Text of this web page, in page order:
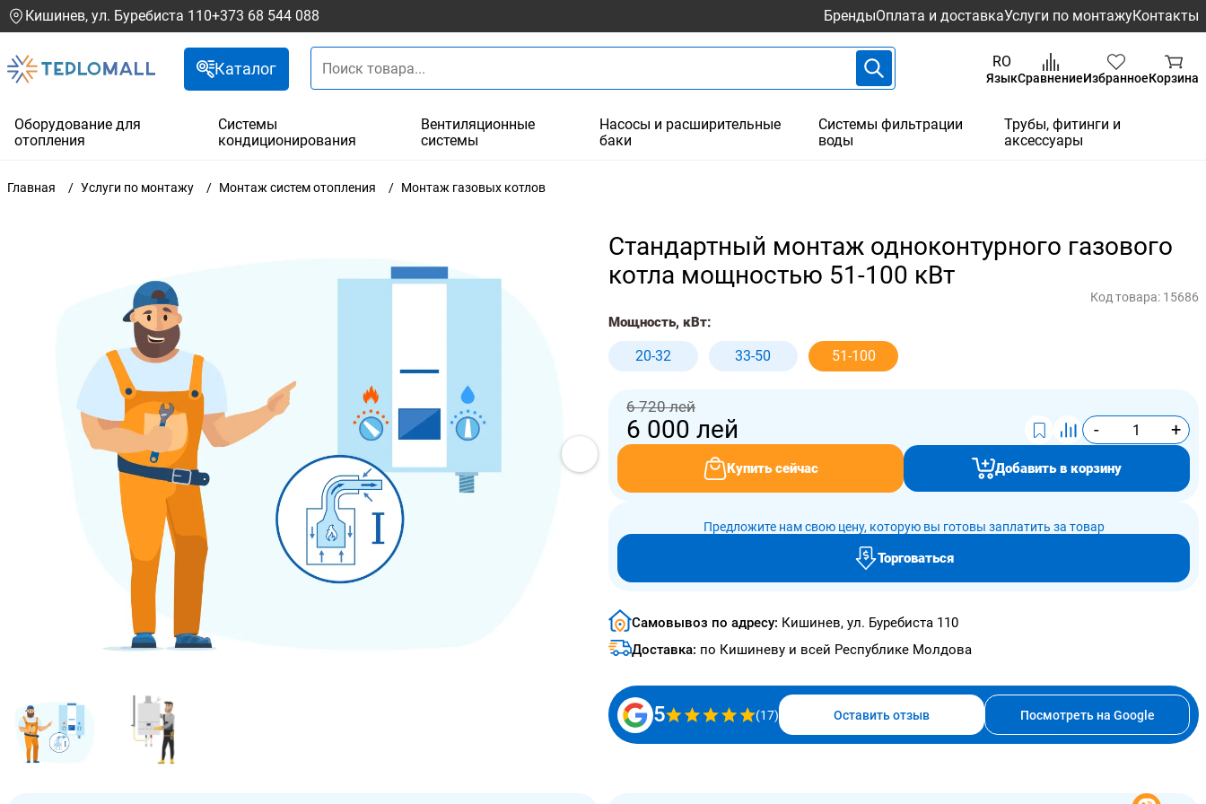
Кишинев, ул. Буребиста 110+373 68 544 088 БрендыОплата и доставкаУслуги по монтажуКонтакты
Каталог RO
ЯзыкСравнениеИзбранноеКорзина
Оборудование для
отопления
Системы
кондиционирования
Вентиляционные
системы
Насосы и расширительные
баки
Системы фильтрации
воды
Трубы, фитинги и
аксессуары
Главная Услуги по монтажу Монтаж систем отопления Монтаж газовых котлов
Стандартный монтаж одноконтурного газового
котла мощностью 51-100 кВт
Код товара: 15686
Мощность, кВт:
20-32 33-50 51-100
6 720 лей
6 000 лей - +
Купить сейчас Добавить в корзину
Предложите нам свою цену, которую вы готовы заплатить за товар
Торговаться
Самовывоз по адресу: Кишинев, ул. Буребиста 110
Доставка: по Кишиневу и всей Республике Молдова
5 (17) Оставить отзыв Посмотреть на Google